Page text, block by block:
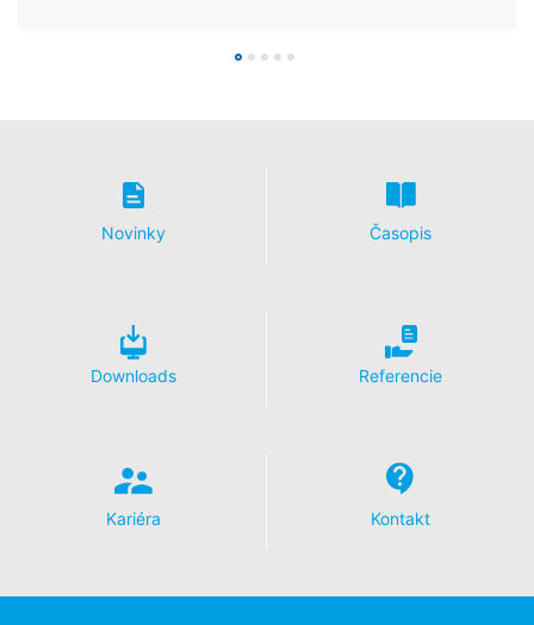
Novinky Časopis
Downloads Referencie
Kariéra Kontakt